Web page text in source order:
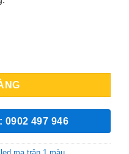
- 1 Màu - Led Đỏ (m²) số
0902 497 946